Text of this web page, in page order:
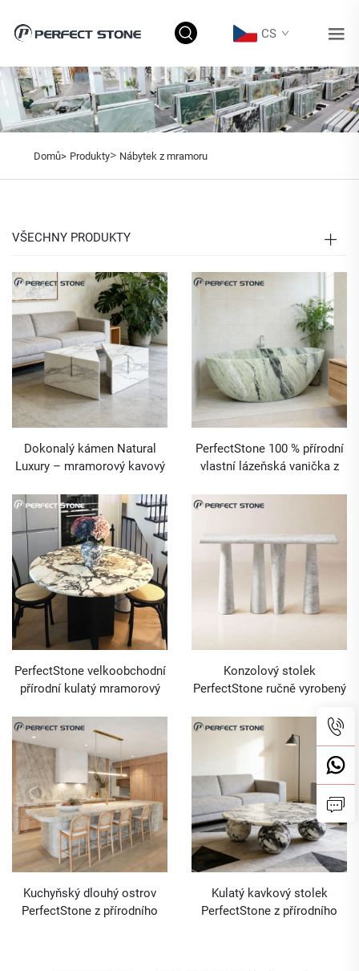
CS
Domů> Produkty> Nábytek z mramoru
VŠECHNY PRODUKTY
Dokonalý kámen Natural
Luxury – mramorový kavový
obývací pokoj
PerfectStone 100 % přírodní
vlastní lázeňská vanička z
zeleného jadeitu pro projekty
PerfectStone velkoobchodní
přírodní kulatý mramorový
luxusních vil a hotelů
Konzolový stolek
PerfectStone ručně vyrobený
gaučem u zdi
Kuchyňský dlouhý ostrov
PerfectStone z přírodního
Kulatý kavkový stolek
PerfectStone z přírodního